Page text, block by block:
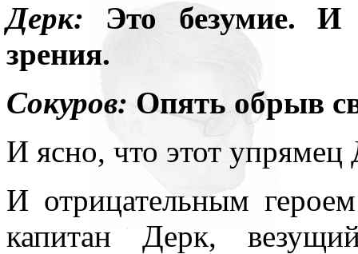
Дерк: Это безумие.
зрения.
Сокуров: Опять обрыв
И ясно, что этот
И отрицательным
капитан Дерк,